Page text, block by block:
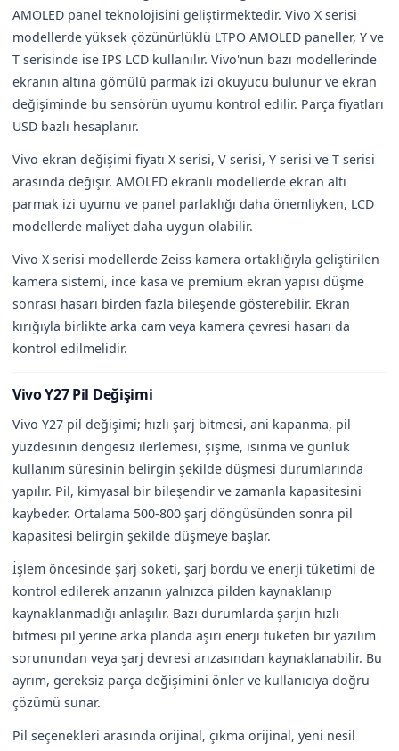
AMOLED panel teknolojisini geliştirmektedir. Vivo X serisi
modellerde yüksek çözünürlüklü LTPO AMOLED paneller, Y ve
T serisinde ise IPS LCD kullanılır. Vivo'nun bazı modellerinde
ekranın altına gömülü parmak izi okuyucu bulunur ve ekran
değişiminde bu sensörün uyumu kontrol edilir. Parça fiyatları
USD bazlı hesaplanır.
Vivo ekran değişimi fiyatı X serisi, V serisi, Y serisi ve T serisi
arasında değişir. AMOLED ekranlı modellerde ekran altı
parmak izi uyumu ve panel parlaklığı daha önemliyken, LCD
modellerde maliyet daha uygun olabilir.
Vivo X serisi modellerde Zeiss kamera ortaklığıyla geliştirilen
kamera sistemi, ince kasa ve premium ekran yapısı düşme
sonrası hasarı birden fazla bileşende gösterebilir. Ekran
kırığıyla birlikte arka cam veya kamera çevresi hasarı da
kontrol edilmelidir.
Vivo Y27 Pil Değişimi
Vivo Y27 pil değişimi; hızlı şarj bitmesi, ani kapanma, pil
yüzdesinin dengesiz ilerlemesi, şişme, ısınma ve günlük
kullanım süresinin belirgin şekilde düşmesi durumlarında
yapılır. Pil, kimyasal bir bileşendir ve zamanla kapasitesini
kaybeder. Ortalama 500-800 şarj döngüsünden sonra pil
kapasitesi belirgin şekilde düşmeye başlar.
İşlem öncesinde şarj soketi, şarj bordu ve enerji tüketimi de
kontrol edilerek arızanın yalnızca pilden kaynaklanıp
kaynaklanmadığı anlaşılır. Bazı durumlarda şarjın hızlı
bitmesi pil yerine arka planda aşırı enerji tüketen bir yazılım
sorunundan veya şarj devresi arızasından kaynaklanabilir. Bu
ayrım, gereksiz parça değişimini önler ve kullanıcıya doğru
çözümü sunar.
Pil seçenekleri arasında orijinal, çıkma orijinal, yeni nesil